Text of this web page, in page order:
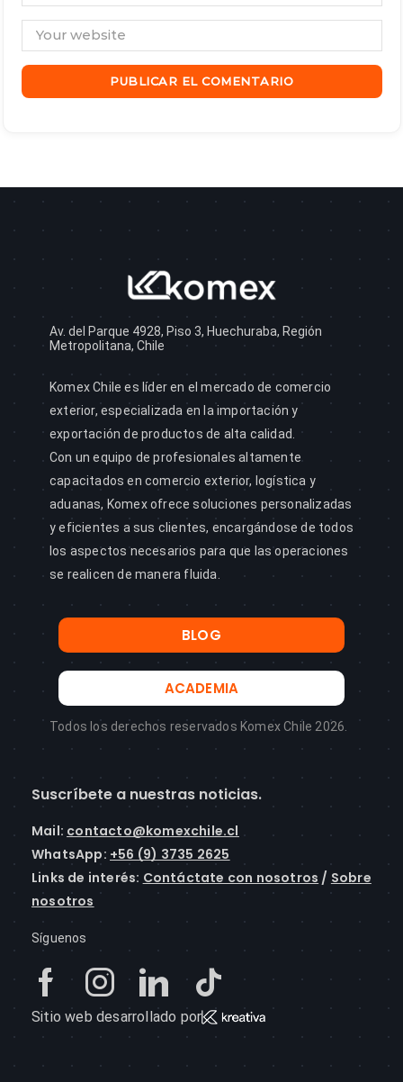
Av. del Parque 4928, Piso 3, Huechuraba, Región
Metropolitana, Chile
Komex Chile es líder en el mercado de comercio
exterior, especializada en la importación y
exportación de productos de alta calidad.
Con un equipo de profesionales altamente
capacitados en comercio exterior, logística y
aduanas, Komex ofrece soluciones personalizadas
y eficientes a sus clientes, encargándose de todos
los aspectos necesarios para que las operaciones
se realicen de manera fluida.
BLOG
ACADEMIA
Todos los derechos reservados Komex Chile 2026.
Suscríbete a nuestras noticias.
Mail: contacto@komexchile.cl
WhatsApp: +56 (9) 3735 2625
Links de interés: Contáctate con nosotros / Sobre
nosotros
Síguenos
Sitio web desarrollado por